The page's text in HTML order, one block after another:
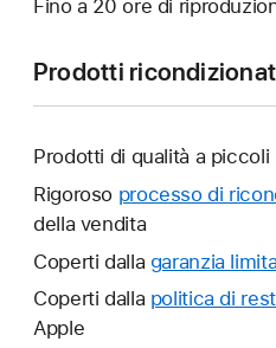
Fino a 20 ore di
Prodotti
Prodotti di qualità a piccoli
Rigoroso processo di
della vendita
Coperti dalla garanzia
Coperti dalla politica di
Apple